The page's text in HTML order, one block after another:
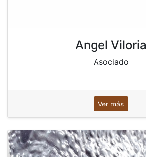
Angel Viloria
Asociado
Ver más